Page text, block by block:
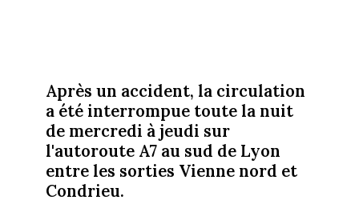
Après un accident, la circulation
a été interrompue toute la nuit
de mercredi à jeudi sur
l'autoroute A7 au sud de Lyon
entre les sorties Vienne nord et
Condrieu.